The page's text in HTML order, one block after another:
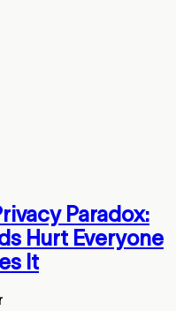
Paradox:
Hurt Everyone
It